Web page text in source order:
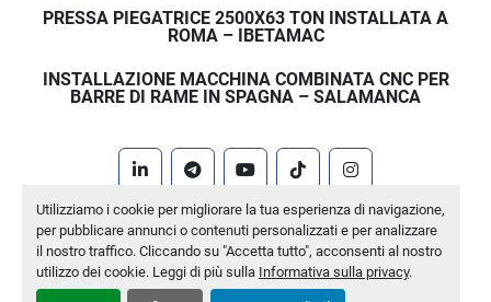
Utilizziamo i cookie per migliorare la tua esperienza di navigazione,
per pubblicare annunci o contenuti personalizzati e per analizzare
il nostro traffico. Cliccando su "Accetta tutto", acconsenti al nostro
utilizzo dei cookie. Leggi di più sulla Informativa sulla privacy.
PRESSA PIEGATRICE 2500X63 TON INSTALLATA A
ROMA – IBETAMAC
INSTALLAZIONE MACCHINA COMBINATA CNC PER
BARRE DI RAME IN SPAGNA – SALAMANCA
linkedintelegramyoutubetiktok
instagram
Machinio Systemsito web diMachinio
Personalizza le preferenze sui Cookies